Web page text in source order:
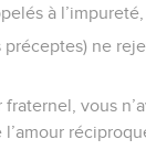
à
ne
fraternel, vous